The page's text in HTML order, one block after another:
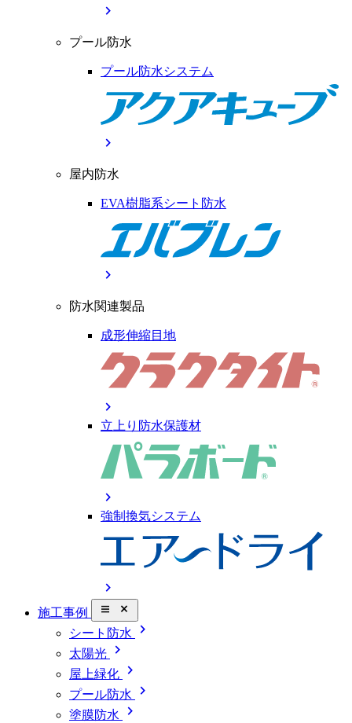
chevron_right
プール防水
プール防水システム
chevron_right
屋内防水
EVA樹脂系シート防水
chevron_right
防水関連製品
成形伸縮目地
chevron_right
立上り防水保護材
chevron_right
強制換気システム
chevron_right
施工事例 close_small
シート防水 chevron_right
太陽光 chevron_right
屋上緑化 chevron_right
プール防水 chevron_right
塗膜防水 chevron_right